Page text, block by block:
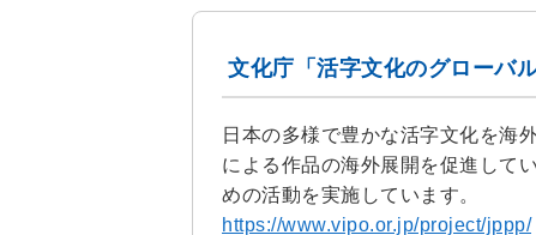
文化庁「活字文化のグローバ
日本の多様で豊かな活字文化を海
による作品の海外展開を促進して
めの活動を実施しています。
https://www.vipo.or.jp/project/jppp/